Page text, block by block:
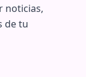
noticias,
de tu